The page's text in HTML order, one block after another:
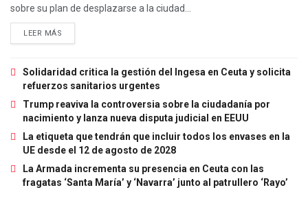
sobre su plan de desplazarse a la ciudad...
LEER MÁS
Solidaridad critica la gestión del Ingesa en Ceuta y solicita
refuerzos sanitarios urgentes
Trump reaviva la controversia sobre la ciudadanía por
nacimiento y lanza nueva disputa judicial en EEUU
La etiqueta que tendrán que incluir todos los envases en la
UE desde el 12 de agosto de 2028
La Armada incrementa su presencia en Ceuta con las
fragatas ‘Santa María’ y ‘Navarra’ junto al patrullero ‘Rayo’